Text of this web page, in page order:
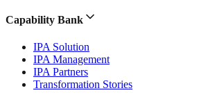
Capability Bank
IPA Solution
IPA Management
IPA Partners
Transformation Stories